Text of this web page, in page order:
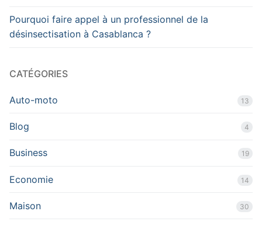
Pourquoi faire appel à un professionnel de la
désinsectisation à Casablanca ?
CATÉGORIES
Auto-moto 13
Blog 4
Business 19
Economie 14
Maison 30